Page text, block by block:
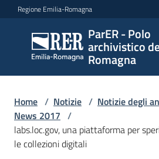
Vai al contenuto
Vai alla navigazione
Vai al footer
Regione Emilia-Romagna
ParER - Polo
archivistico
Romagna
ParER -
Polo
archivistico
Romagna
Polo
Home / Notizie / Notizie degli
News 2017 /
labs.loc.gov, una piattaforma per
le collezioni digitali